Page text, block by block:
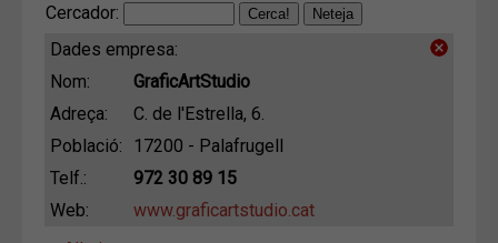
Cercador:
Dades empresa:
Nom:
GraficArtStudio
Adreça:
C. de l'Estrella, 6.
Població:
17200 - Palafrugell
Telf.:
972 30 89 15
Web:
www.graficartstudio.cat